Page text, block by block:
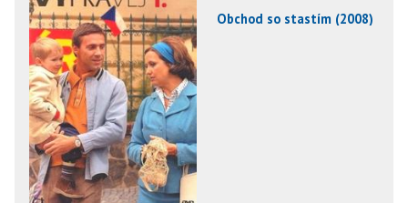
Obchod so stastím (2008)